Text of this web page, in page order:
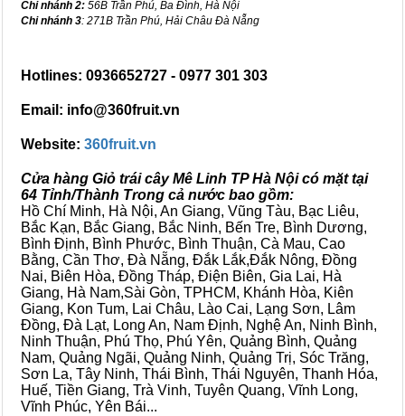
Chi nhánh 2: 56B Trần Phú, Ba Đình, Hà Nội
Chi nhánh 3: 271B Trần Phú, Hải Châu Đà Nẵng
Hotlines: 0936652727 - 0977 301 303
Email: info@360fruit.vn
Website: 360fruit.vn
Cửa hàng Giỏ trái cây Mê Linh TP Hà Nội có mặt tại
64 Tỉnh/Thành Trong cả nước bao gồm:
Hồ Chí Minh, Hà Nội, An Giang, Vũng Tàu, Bạc Liêu,
Bắc Kạn, Bắc Giang, Bắc Ninh, Bến Tre, Bình Dương,
Bình Định, Bình Phước, Bình Thuận, Cà Mau, Cao
Bằng, Cần Thơ, Đà Nẵng, Đắk Lắk,Đắk Nông, Đồng
Nai, Biên Hòa, Đồng Tháp, Điện Biên, Gia Lai, Hà
Giang, Hà Nam,Sài Gòn, TPHCM, Khánh Hòa, Kiên
Giang, Kon Tum, Lai Châu, Lào Cai, Lạng Sơn, Lâm
Đồng, Đà Lạt, Long An, Nam Định, Nghệ An, Ninh Bình,
Ninh Thuận, Phú Thọ, Phú Yên, Quảng Bình, Quảng
Nam, Quảng Ngãi, Quảng Ninh, Quảng Trị, Sóc Trăng,
Sơn La, Tây Ninh, Thái Bình, Thái Nguyên, Thanh Hóa,
Huế, Tiền Giang, Trà Vinh, Tuyên Quang, Vĩnh Long,
Vĩnh Phúc, Yên Bái...